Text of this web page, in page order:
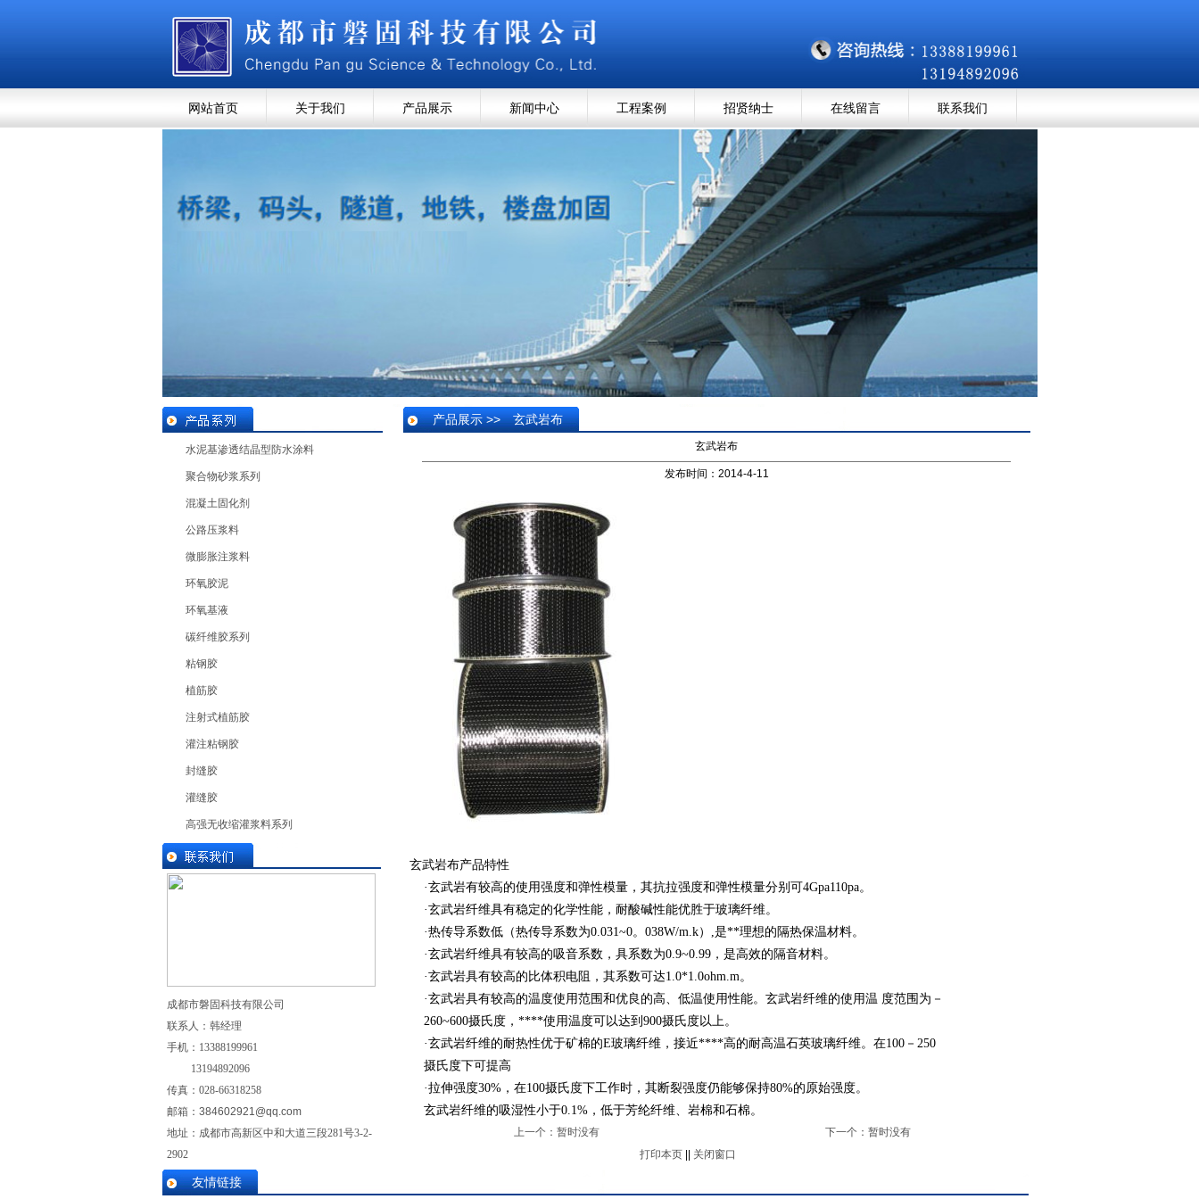
网站首页 关于我们 产品展示 新闻中心 工程案例 招贤纳士 在线留言 联系我们
水泥基渗透结晶型防水涂料
聚合物砂浆系列
混凝土固化剂
公路压浆料
微膨胀注浆料
环氧胶泥
环氧基液
碳纤维胶系列
粘钢胶
植筋胶
注射式植筋胶
灌注粘钢胶
封缝胶
灌缝胶
高强无收缩灌浆料系列
成都市磐固科技有限公司
联系人：韩经理
手机： 13388199961
13194892096
传真：028-66318258
邮箱： 384602921@qq.com
地址：成都市高新区中和大道三段281号3-2-
2902
产品展示 >> 玄武岩布
玄武岩布
发布时间：2014-4-11
玄武岩布产品特性
·玄武岩有较高的使用强度和弹性模量，其抗拉强度和弹性模量分别可4Gpa110pa。
·玄武岩纤维具有稳定的化学性能，耐酸碱性能优胜于玻璃纤维。
·热传导系数低（热传导系数为0.031~0。038W/m.k）,是**理想的隔热保温材料。
·玄武岩纤维具有较高的吸音系数，具系数为0.9~0.99，是高效的隔音材料。
·玄武岩具有较高的比体积电阻，其系数可达1.0*1.0ohm.m。
·玄武岩具有较高的温度使用范围和优良的高、低温使用性能。玄武岩纤维的使用温 度范围为－
260~600摄氏度，****使用温度可以达到900摄氏度以上。
·玄武岩纤维的耐热性优于矿棉的E玻璃纤维，接近****高的耐高温石英玻璃纤维。在100－250
摄氏度下可提高
·拉伸强度30%，在100摄氏度下工作时，其断裂强度仍能够保持80%的原始强度。
玄武岩纤维的吸湿性小于0.1%，低于芳纶纤维、岩棉和石棉。
上一个：暂时没有
下一个：暂时没有
打印本页|| 关闭窗口
友情链接